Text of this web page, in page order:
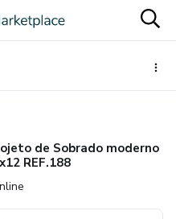
de Sobrado moderno
REF.188